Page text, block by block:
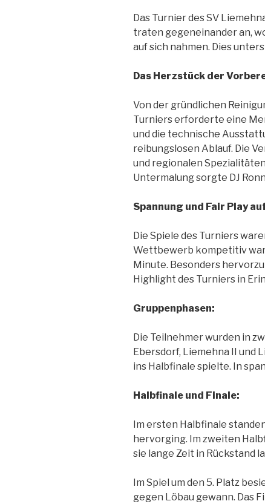
Das Turnier des SV
traten gegeneinander an,
auf sich nahmen. Dies
Das Herzstück der
Von der gründlichen
Turniers erforderte eine
und die technische
reibungslosen Ablauf. Die
und regionalen
Untermalung sorgte DJ
Spannung und Fair Play
Die Spiele des Turniers
Wettbewerb kompetitiv
Minute. Besonders
Highlight des Turniers in
Gruppenphasen:
Die Teilnehmer wurden in
Ebersdorf, Liemehna II und
ins Halbfinale spielte. In
Halbfinale und Finale:
Im ersten Halbfinale
hervorging. Im zweiten
sie lange Zeit in Rückstand
Im Spiel um den 5. Platz
gegen Löbau gewann. Das